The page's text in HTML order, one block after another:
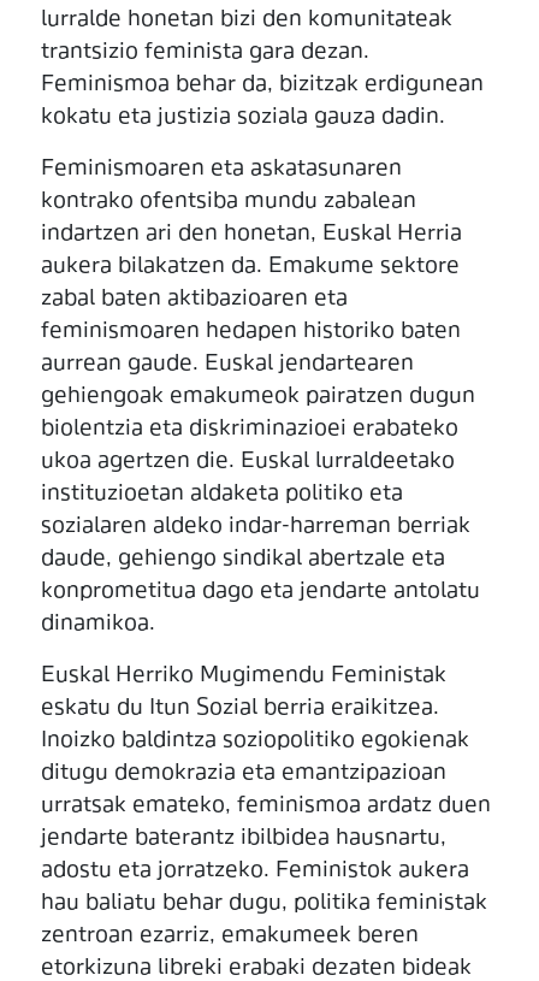
lurralde honetan bizi den komunitateak
trantsizio feminista gara dezan.
Feminismoa behar da, bizitzak erdigunean
kokatu eta justizia soziala gauza dadin.
Feminismoaren eta askatasunaren
kontrako ofentsiba mundu zabalean
indartzen ari den honetan, Euskal Herria
aukera bilakatzen da. Emakume sektore
zabal baten aktibazioaren eta
feminismoaren hedapen historiko baten
aurrean gaude. Euskal jendartearen
gehiengoak emakumeok pairatzen dugun
biolentzia eta diskriminazioei erabateko
ukoa agertzen die. Euskal lurraldeetako
instituzioetan aldaketa politiko eta
sozialaren aldeko indar-harreman berriak
daude, gehiengo sindikal abertzale eta
konprometitua dago eta jendarte antolatu
dinamikoa.
Euskal Herriko Mugimendu Feministak
eskatu du Itun Sozial berria eraikitzea.
Inoizko baldintza soziopolitiko egokienak
ditugu demokrazia eta emantzipazioan
urratsak emateko, feminismoa ardatz duen
jendarte baterantz ibilbidea hausnartu,
adostu eta jorratzeko. Feministok aukera
hau baliatu behar dugu, politika feministak
zentroan ezarriz, emakumeek beren
etorkizuna libreki erabaki dezaten bideak